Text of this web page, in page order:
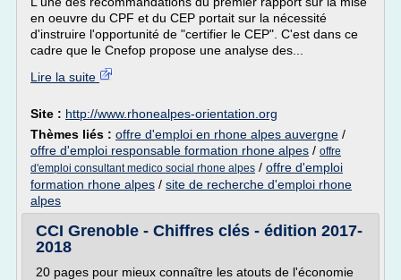
en oeuvre du CPF et du CEP portait sur la nécessité
d'instruire l'opportunité de "certifier le CEP". C'est dans ce
cadre que le Cnefop propose une analyse des...
Lire la suite
Site : http://www.rhonealpes-orientation.org
Thèmes liés : offre d'emploi en rhone alpes auvergne /
offre d'emploi responsable formation rhone alpes / offre
d'emploi consultant medico social rhone alpes / offre d'emploi
formation rhone alpes / site de recherche d'emploi rhone
alpes
CCI Grenoble - Chiffres clés - édition 2017-
2018
20 pages pour mieux connaître les atouts de l'économie